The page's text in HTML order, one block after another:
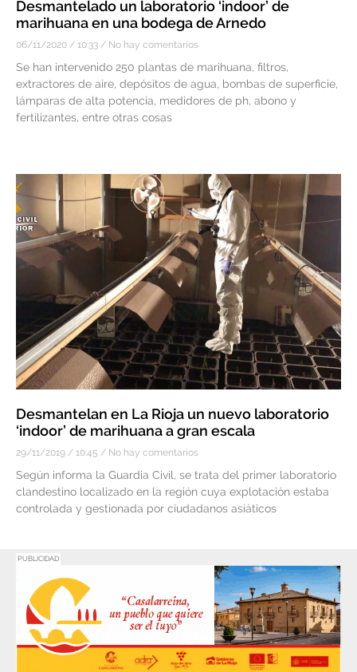
Desmantelado un laboratorio ‘indoor’ de
marihuana en una bodega de Arnedo
06/11/2020 10:33 No hay comentarios
Se han intervenido 250 plantas de marihuana, filtros,
extractores de aire, depósitos de agua, bombas de superficie,
lámparas de alta potencia, medidores de ph, abono y
fertilizantes, entre otras cosas
Desmantelan en La Rioja un nuevo laboratorio
‘indoor’ de marihuana a gran escala
29/11/2019 10:45 No hay comentarios
Según informa la Guardia Civil, se trata del primer laboratorio
clandestino localizado en la región cuya explotación estaba
controlada y gestionada por ciudadanos asiáticos
PUBLICIDAD